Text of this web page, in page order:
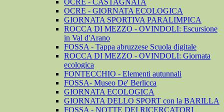
OCRE - CASTAGNATA
OCRE - GIORNATA ECOLOGICA
GIORNATA SPORTIVA PARALIMPICA
ROCCA DI MEZZO - OVINDOLI: Escursione
in Val d'Arano
FOSSA - Tappa abruzzese Scuola digitale
ROCCA DI MEZZO - OVINDOLI: Giornata
ecologica
FONTECCHIO - Elementi autunnali
FOSSA- Museo De' Berlicca
GIORNATA ECOLOGICA
GIORNATA DELLO SPORT con la BARILLA
FOSSA - NOTTE DEI RICERCATORI